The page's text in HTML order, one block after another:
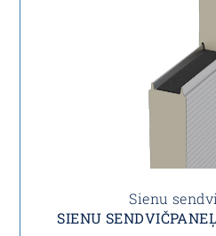
Sienu
SIENU